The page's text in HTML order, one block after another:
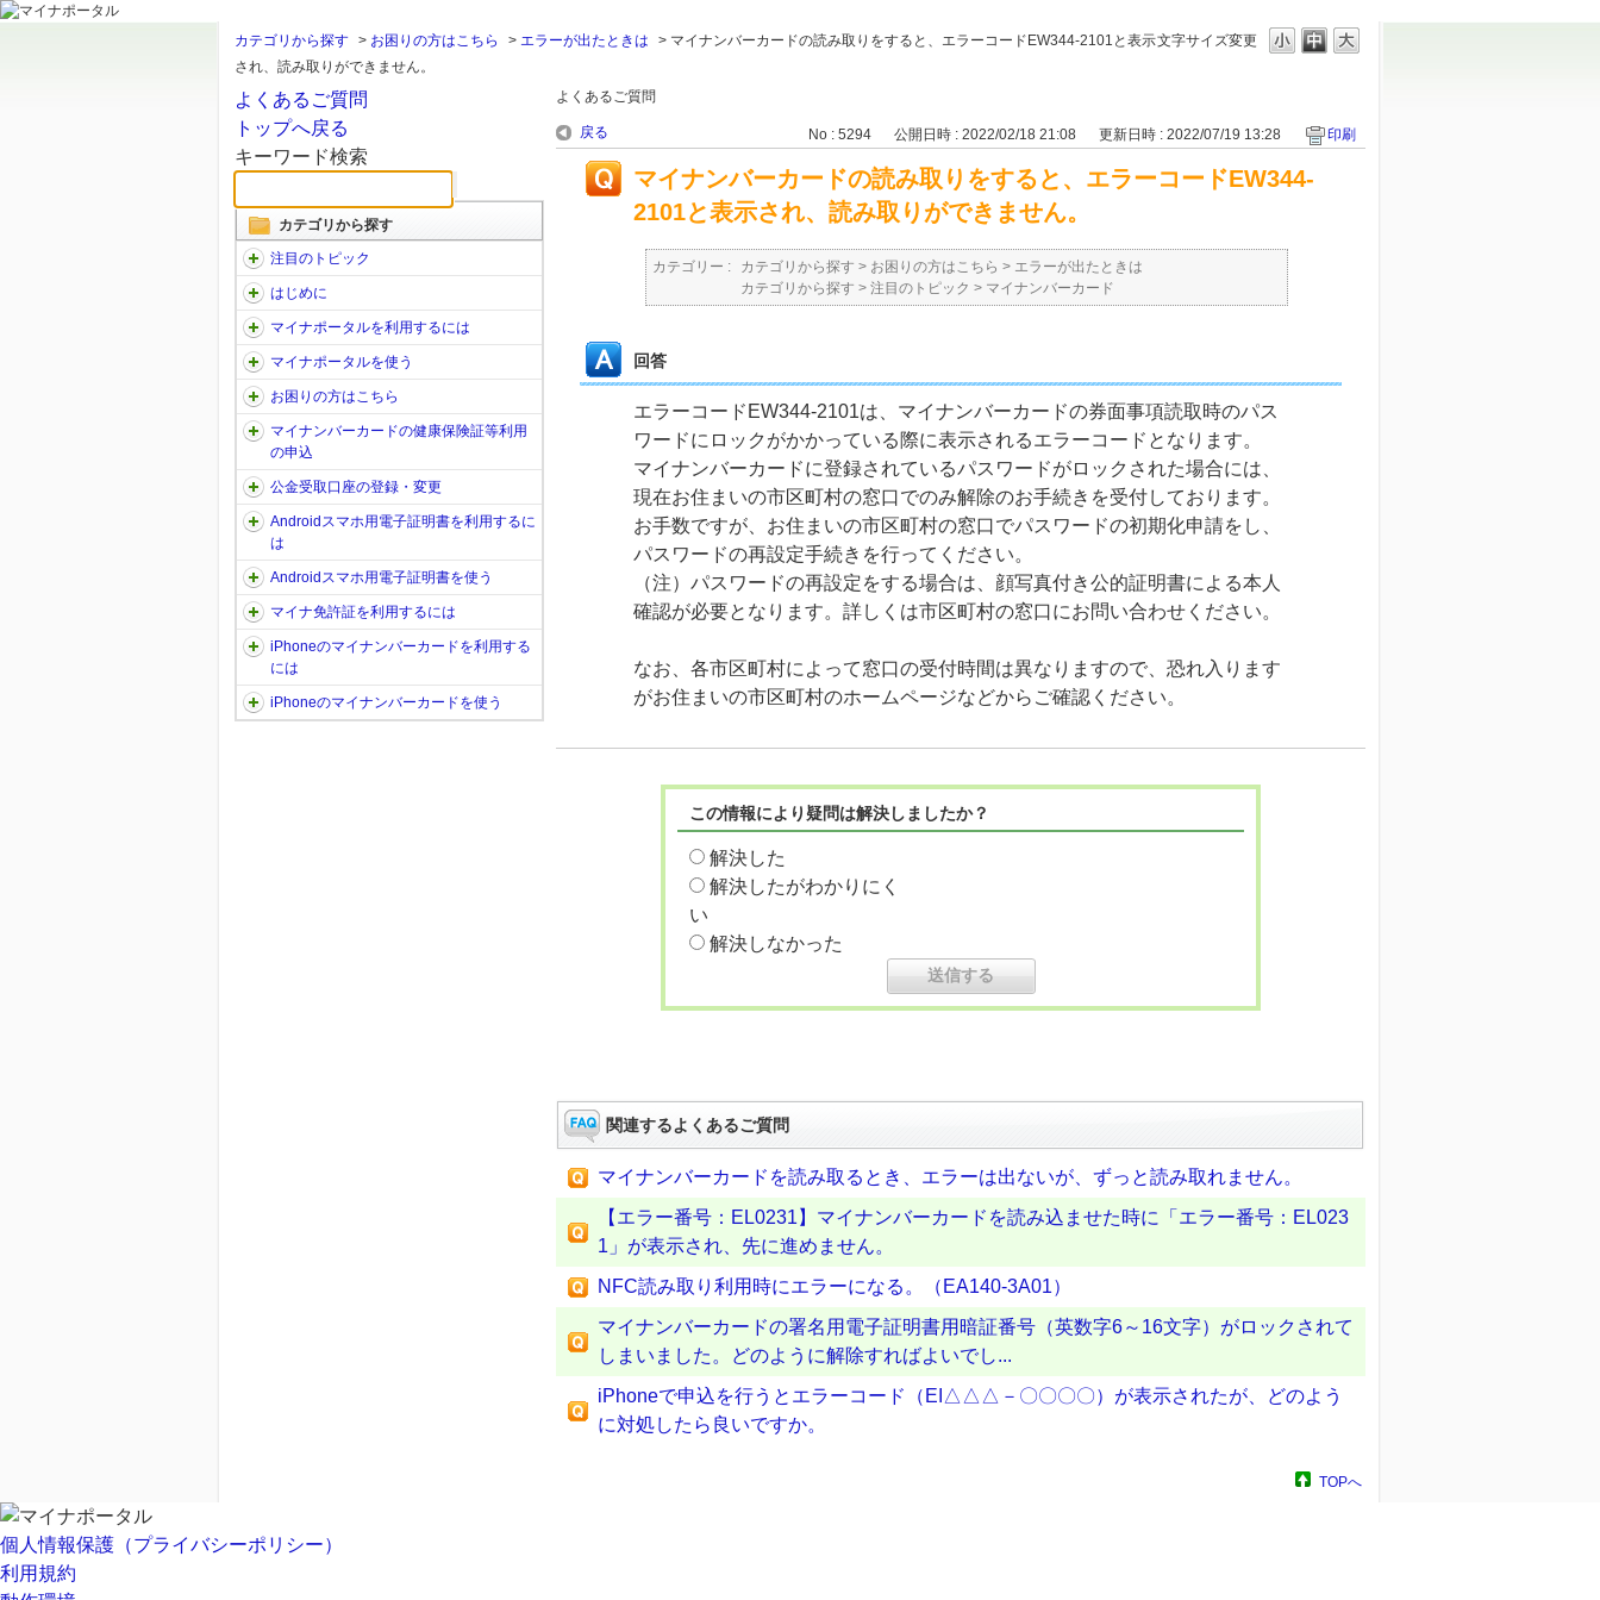
文字サイズ変更
カテゴリから探す > お困りの方はこちら > エラーが出たときは > マイナンバーカードの読み取りをすると、エラーコードEW344-2101と表示
され、読み取りができません。
よくあるご質問
トップへ戻る
キーワード検索
カテゴリから探す
注目のトピック
はじめに
マイナポータルを利用するには
マイナポータルを使う
お困りの方はこちら
マイナンバーカードの健康保険証等利用
の申込
公金受取口座の登録・変更
Androidスマホ用電子証明書を利用するに
は
Androidスマホ用電子証明書を使う
マイナ免許証を利用するには
iPhoneのマイナンバーカードを利用する
には
iPhoneのマイナンバーカードを使う
よくあるご質問
戻る No : 5294 公開日時 : 2022/02/18 21:08 更新日時 : 2022/07/19 13:28 印刷
マイナンバーカードの読み取りをすると、エラーコードEW344-
2101と表示され、読み取りができません。
カテゴリー : カテゴリから探す > お困りの方はこちら > エラーが出たときは
カテゴリから探す > 注目のトピック > マイナンバーカード
回答
エラーコードEW344-2101は、マイナンバーカードの券面事項読取時のパス
ワードにロックがかかっている際に表示されるエラーコードとなります。
マイナンバーカードに登録されているパスワードがロックされた場合には、
現在お住まいの市区町村の窓口でのみ解除のお手続きを受付しております。
お手数ですが、お住まいの市区町村の窓口でパスワードの初期化申請をし、
パスワードの再設定手続きを行ってください。
（注）パスワードの再設定をする場合は、顔写真付き公的証明書による本人
確認が必要となります。詳しくは市区町村の窓口にお問い合わせください。
なお、各市区町村によって窓口の受付時間は異なりますので、恐れ入ります
がお住まいの市区町村のホームページなどからご確認ください。
この情報により疑問は解決しましたか？
解決した
解決したがわかりにく
い
解決しなかった
関連するよくあるご質問
マイナンバーカードを読み取るとき、エラーは出ないが、ずっと読み取れません。
【エラー番号：EL0231】マイナンバーカードを読み込ませた時に「エラー番号：EL023
1」が表示され、先に進めません。
NFC読み取り利用時にエラーになる。（EA140-3A01）
マイナンバーカードの署名用電子証明書用暗証番号（英数字6～16文字）がロックされて
しまいました。どのように解除すればよいでし...
iPhoneで申込を行うとエラーコード（EI△△△－〇〇〇〇）が表示されたが、どのよう
に対処したら良いですか。
TOPへ
個人情報保護（プライバシーポリシー）
利用規約